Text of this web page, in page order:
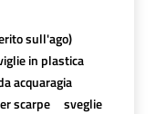
sull'ago)
in plastica
acquaragia
scarpe
sveglie